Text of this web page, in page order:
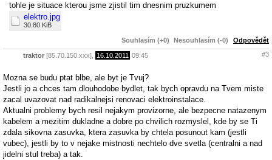
tohle je situace kterou jsme zjistil tim dnesnim pruzkumem
elektro.jpg
30.80 KiB
Souhlasím (+0) Nesouhlasím (-0) Odpovědět
traktor [85.70.150.xxx], 16.10.2011 09:45 #3
Mozna se budu ptat blbe, ale byt je Tvuj?
Jestli jo a chces tam dlouhodobe bydlet, tak bych opravdu na Tvem miste
zacal uvazovat nad radikalnejsi renovaci elektroinstalace.
Aktualni problemy bych resil nejakym provizorne, ale bezpecne natazenym
kabelem a mezitim dukladne a dobre po chvilich rozmyslel, kde by se Ti
zdala sikovna zasuvka, ktera zasuvka by chtela posunout kam (jestli
vubec), jestli by to v nejake mistnosti nechtelo dve svetla (centralni a nad
jidelni stul treba) a tak.